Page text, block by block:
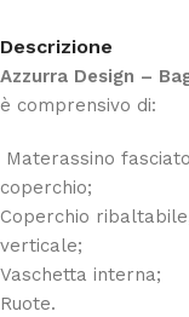
Descrizione
Azzurra Design –
è comprensivo di:
Materassino
coperchio;
Coperchio
verticale;
Vaschetta interna;
Ruote.